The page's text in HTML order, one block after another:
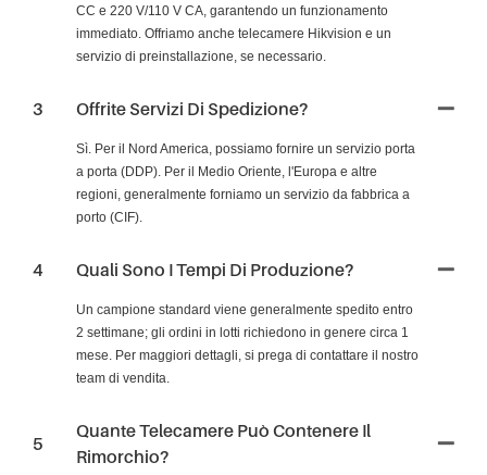
CC e 220 V/110 V CA, garantendo un funzionamento
immediato. Offriamo anche telecamere Hikvision e un
servizio di preinstallazione, se necessario.
3 Offrite Servizi Di Spedizione?
Sì. Per il Nord America, possiamo fornire un servizio porta
a porta (DDP). Per il Medio Oriente, l'Europa e altre
regioni, generalmente forniamo un servizio da fabbrica a
porto (CIF).
4 Quali Sono I Tempi Di Produzione?
Un campione standard viene generalmente spedito entro
2 settimane; gli ordini in lotti richiedono in genere circa 1
mese. Per maggiori dettagli, si prega di contattare il nostro
team di vendita.
5
Quante Telecamere Può Contenere Il
Rimorchio?